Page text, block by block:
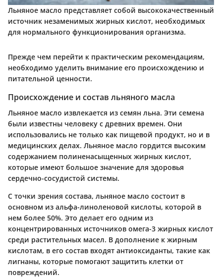
Льняное масло представляет собой высококачественный
источник незаменимых жирных кислот, необходимых
для нормального функционирования организма.
Прежде чем перейти к практическим рекомендациям,
необходимо уделить внимание его происхождению и
питательной ценности.
Происхождение и состав льняного масла
Льняное масло извлекается из семян льна. Эти семена
были известны человеку с древних времен. Они
использовались не только как пищевой продукт, но и в
медицинских делах. Льняное масло гордится высоким
содержанием полиненасыщенных жирных кислот,
которые имеют большое значение для здоровья
сердечно-сосудистой системы.
С точки зрения состава, льняное масло состоит в
основном из альфа-линоленовой кислоты, которой в
нем более 50%. Это делает его одним из
концентрированных источников омега-3 жирных кислот
среди растительных масел. В дополнение к жирным
кислотам, в его состав входят антиоксиданты, такие как
лигнаны, которые помогают защитить клетки от
повреждений.